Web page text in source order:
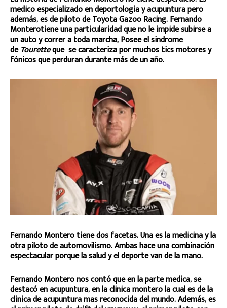
medico especializado en deportologia y acupuntura pero
además, es de piloto de Toyota Gazoo Racing. Fernando
Monterotiene una particularidad que no le impide subirse a
un auto y correr a toda marcha, Posee el sindrome
deTouretteque se caracteriza por muchos tics motores y
fónicos que perduran durante más de un año.
Fernando Montero tiene dos facetas. Una es la medicina y la
otra piloto de automovilismo. Ambas hace una combinación
espectacular porque la salud y el deporte van de la mano.
Fernando Montero nos contó que en la parte medica, se
destacó en acupuntura, en la clinica montero la cual es de la
clinica de acupuntura mas reconocida del mundo. Además, es